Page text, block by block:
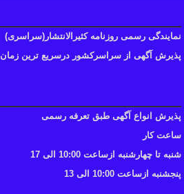
نمایندگی رسمی روزنامه کثیرالانتشار(سراسری)
پذیرش آگهی از سراسرکشور درسریع ترین زمان
پذیرش انواع آگهی طبق تعرفه رسمی
ساعت کار
شنبه تا چهارشنبه ازساعت 10:00 الی 17
پنجشنبه ازساعت 10:00 الی 13